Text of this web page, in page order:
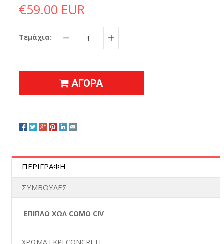
€59.00 EUR
Τεμάχια:
− +
ΑΓΟΡΑ
ΠΕΡΙΓΡΑΦΗ
ΣΥΜΒΟΥΛΕΣ
ΕΠΙΠΛΟ ΧΩΛ COMO CIV
ΧΡΩΜΑ:ΓΚΡΙ CONCRETE